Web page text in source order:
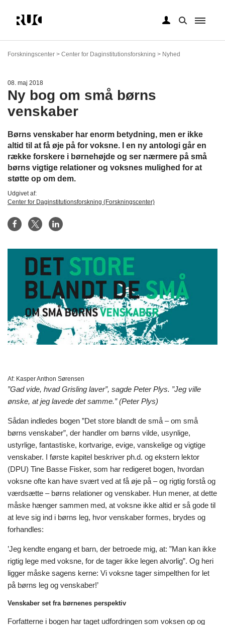
hovedindhold
Forskningscenter > Center for Daginstitutionsforskning > Nyhed
08. maj 2018
Ny bog om små børns
venskaber
Børns venskaber har enorm betydning, men er ikke
altid til at få øje på for voksne. I en ny antologi går en
række forskere i børnehøjde og ser nærmere på små
børns vigtige relationer og voksnes mulighed for at
støtte op om dem.
Udgivet af:
Center for Daginstitutionsforskning (Forskningscenter)
Af: Kasper Anthon Sørensen
”Gad vide, hvad Grisling laver”, sagde Peter Plys. ”Jeg ville
ønske, at jeg lavede det samme.” (Peter Plys)
Sådan indledes bogen ”Det store blandt de små – om små
børns venskaber”, der handler om børns vilde, usynlige,
ustyrlige, fantastiske, kortvarige, evige, vanskelige og vigtige
venskaber. I første kapitel beskriver ph.d. og ekstern lektor
(DPU) Tine Basse Fisker, som har redigeret bogen, hvordan
voksne ofte kan have svært ved at få øje på – og rigtig forstå og
værdsætte – børns relationer og venskaber. Hun mener, at dette
måske hænger sammen med, at voksne ikke altid er så gode til
at leve sig ind i børns leg, hvor venskaber formes, brydes og
forhandles:
’Jeg kendte engang et barn, der betroede mig, at: ”Man kan ikke
rigtig lege med voksne, for de tager ikke legen alvorlig”. Og heri
ligger måske sagens kerne: Vi voksne tager simpelthen for let
på børns leg og venskaber!’
Venskaber set fra børnenes perspektiv
Forfatterne i bogen har taget udfordringen som voksen op og